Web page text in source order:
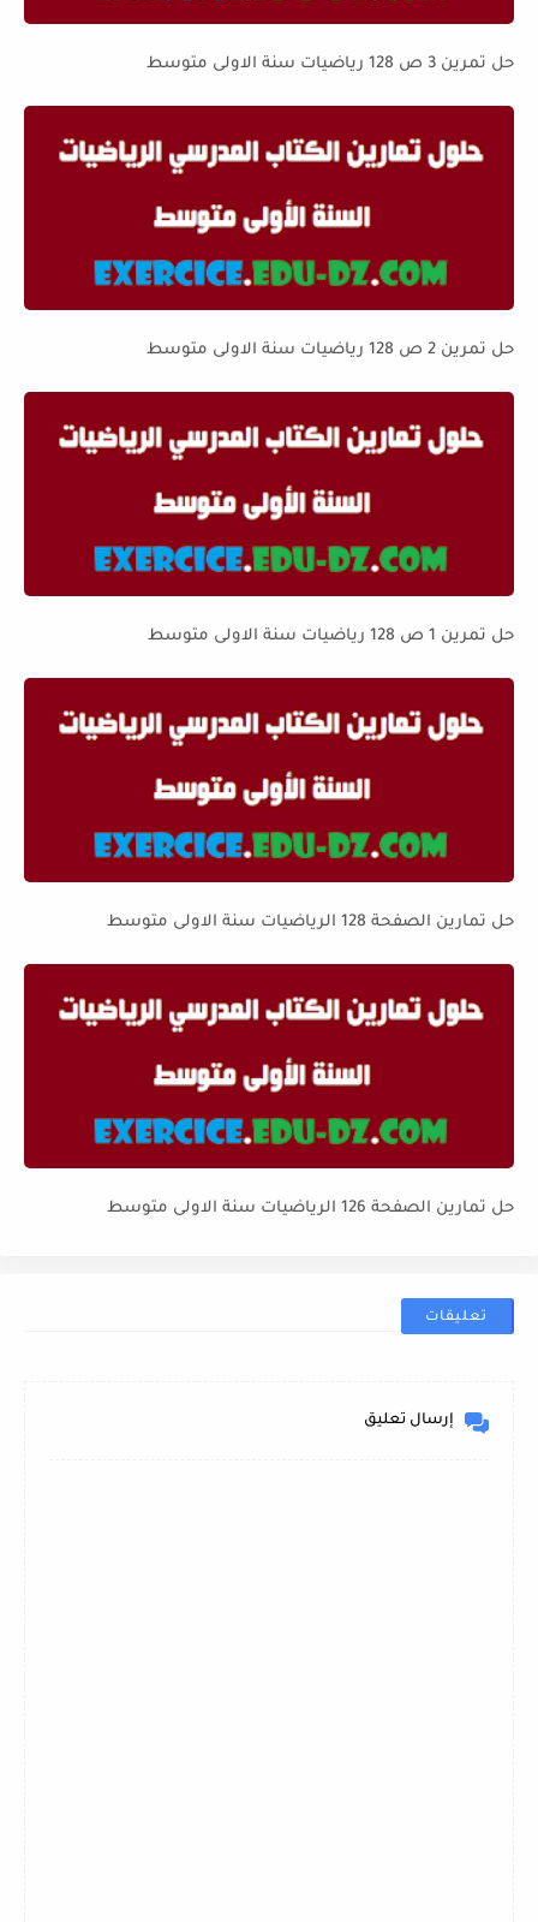
حل تمرين 3 ص 128 رياضيات سنة الاولى متوسط
حل تمرين 2 ص 128 رياضيات سنة الاولى متوسط
حل تمرين 1 ص 128 رياضيات سنة الاولى متوسط
حل تمارين الصفحة 128 الرياضيات سنة الاولى متوسط
حل تمارين الصفحة 126 الرياضيات سنة الاولى متوسط
تعليقات
إرسال تعليق